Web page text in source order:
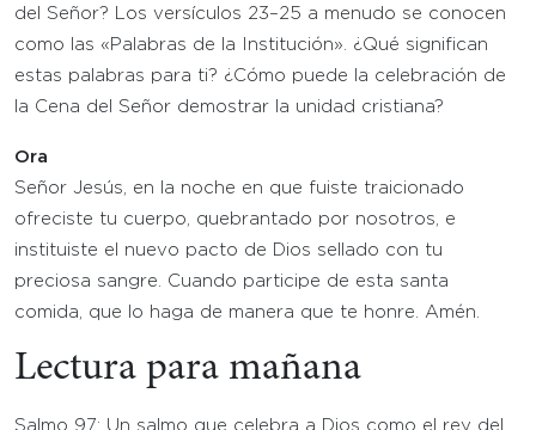
del Señor? Los versículos 23–25 a menudo se conocen
como las «Palabras de la Institución». ¿Qué significan
estas palabras para ti? ¿Cómo puede la celebración de
la Cena del Señor demostrar la unidad cristiana?
Ora
Señor Jesús, en la noche en que fuiste traicionado
ofreciste tu cuerpo, quebrantado por nosotros, e
instituiste el nuevo pacto de Dios sellado con tu
preciosa sangre. Cuando participe de esta santa
comida, que lo haga de manera que te honre. Amén.
Lectura para mañana
Salmo 97: Un salmo que celebra a Dios como el rey del